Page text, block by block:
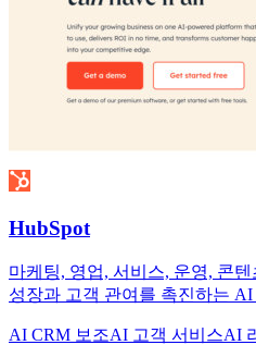
HubSpot
마케팅, 영업, 서비스, 운영, 콘
성장과 고객 관여를 촉진하는
AI CRM 보조AI 고객 서비스AI